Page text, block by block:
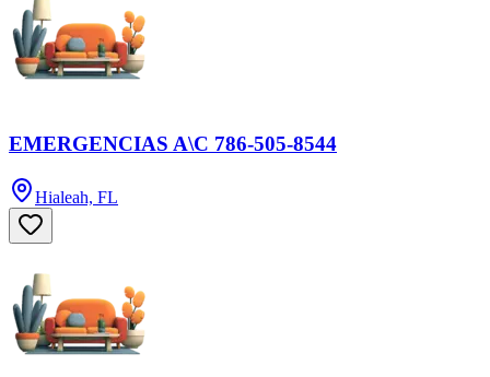
EMERGENCIAS A\C 786-505-8544
Hialeah, FL